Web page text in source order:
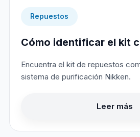
Repuestos
Cómo identificar el kit
Encuentra el kit de repuestos
sistema de purificación Nikken.
Leer más